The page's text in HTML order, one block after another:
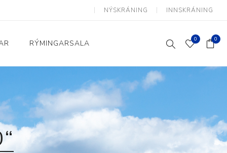
NÝSKRÁNING INNSKRÁNING
Heimili og skrifstofa
Baðherbergi
Eldhús
Lyftihægindastólar
RÝMINGARSALA 0 0